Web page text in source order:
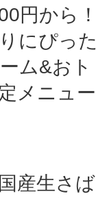
円から！
にぴった
ム&おト
メニュー
産生さば